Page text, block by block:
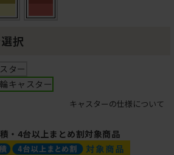
択
ター
キャスター
キャスターの仕様について
・4台以上まとめ割対象商品